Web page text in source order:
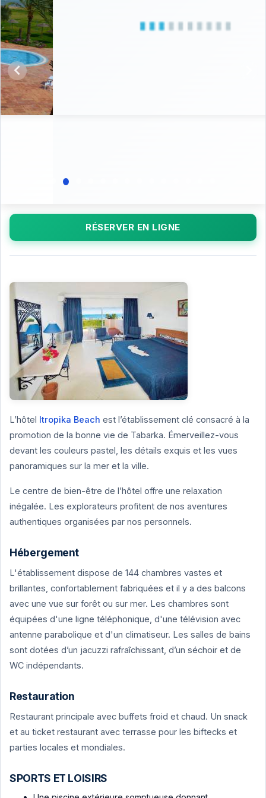
RÉSERVER EN LIGNE
L’hôtel Itropika Beach est l’établissement clé consacré à la
promotion de la bonne vie de Tabarka. Émerveillez-vous
devant les couleurs pastel, les détails exquis et les vues
panoramiques sur la mer et la ville.
Le centre de bien-être de l’hôtel offre une relaxation
inégalée. Les explorateurs profitent de nos aventures
authentiques organisées par nos personnels.
Hébergement
L'établissement dispose de 144 chambres vastes et
brillantes, confortablement fabriquées et il y a des balcons
avec une vue sur forêt ou sur mer. Les chambres sont
équipées d'une ligne téléphonique, d'une télévision avec
antenne parabolique et d'un climatiseur. Les salles de bains
sont dotées d’un jacuzzi rafraîchissant, d’un séchoir et de
WC indépendants.
Restauration
Restaurant principale avec buffets froid et chaud. Un snack
et au ticket restaurant avec terrasse pour les biftecks et
parties locales et mondiales.
SPORTS ET LOISIRS